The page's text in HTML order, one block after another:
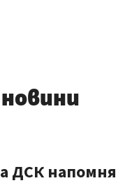
ДСК напомня